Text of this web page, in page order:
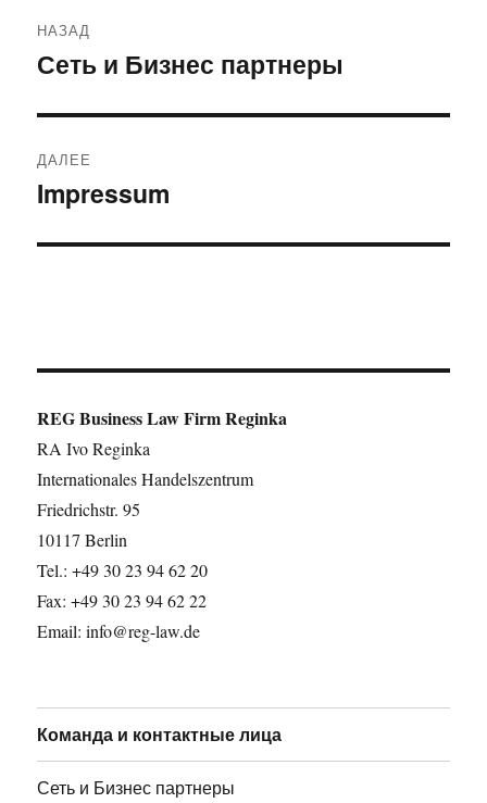
по
НАЗАД
Предыдущая
Сеть и Бизнес партнеры
ДАЛЕЕ
Следующая
Impressum
REG Business Law Firm Reginka
RA Ivo Reginka
Internationales Handelszentrum
Friedrichstr. 95
10117 Berlin
Tel.: +49 30 23 94 62 20
Fax: +49 30 23 94 62 22
Email: info@reg-law.de
Команда и контактные лица
Сеть и Бизнес партнеры